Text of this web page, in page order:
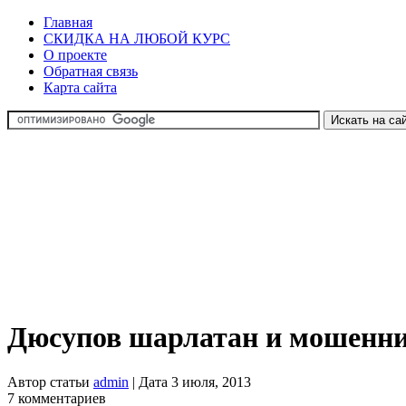
Главная
СКИДКА НА ЛЮБОЙ КУРС
О проекте
Обратная связь
Карта сайта
Дюсупов шарлатан и
Автор статьи admin | Дата 3 июля, 2013
7 комментариев